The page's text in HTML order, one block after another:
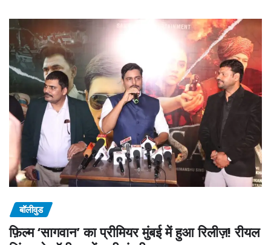
बॉलीवुड
फ़िल्म ‘सागवान’ का प्रीमियर मुंबई में हुआ रिलीज़! रीयल